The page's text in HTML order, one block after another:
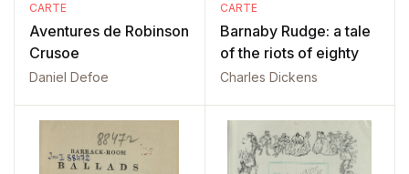
CARTE
Aventures de Robinson
Crusoe
Daniel Defoe
CARTE
Barnaby Rudge: a tale
of the riots of eighty
Charles Dickens